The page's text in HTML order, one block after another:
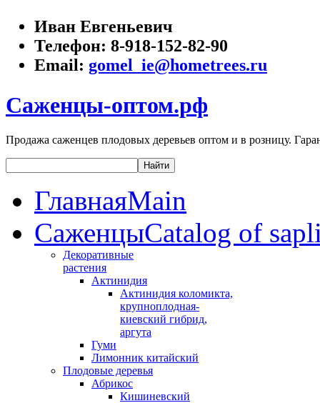
Иван Евгеньевич
Телефон: 8-918-152-82-90
Email: gomel_ie@hometrees.ru
Саженцы-оптом.рф
Продажа саженцев плодовых деревьев оптом и в розницу.
ГлавнаяMain
СаженцыCatalog of
Декоративные
растения
Актинидия
Актинидия коломикта,
крупноплодная-
киевский гибрид,
аргута
Гуми
Лимонник китайский
Плодовые деревья
Абрикос
Кишиневский